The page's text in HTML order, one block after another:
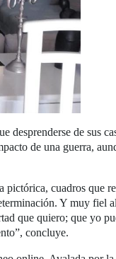
de sus
de una guerra,
cuadros que
Y muy fiel
que quiero; que yo
concluye.